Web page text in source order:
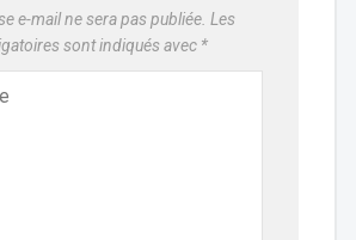
e-mail ne sera pas publiée. Les
sont indiqués avec *